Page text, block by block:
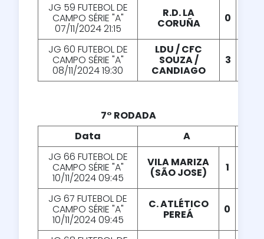
JG 59 FUTEBOL DE
CAMPO SÉRIE "A"
07/11/2024 21:15
R.D. LA
CORUÑA 0
JG 60 FUTEBOL DE
CAMPO SÉRIE "A"
08/11/2024 19:30
LDU / CFC
SOUZA /
CANDIAGO
3
7° RODADA
Data
A
JG 66 FUTEBOL DE
CAMPO SÉRIE "A"
10/11/2024 09:45
VILA MARIZA
(SÃO JOSE) 1
JG 67 FUTEBOL DE
CAMPO SÉRIE "A"
10/11/2024 09:45
C. ATLÉTICO
PEREÁ 0